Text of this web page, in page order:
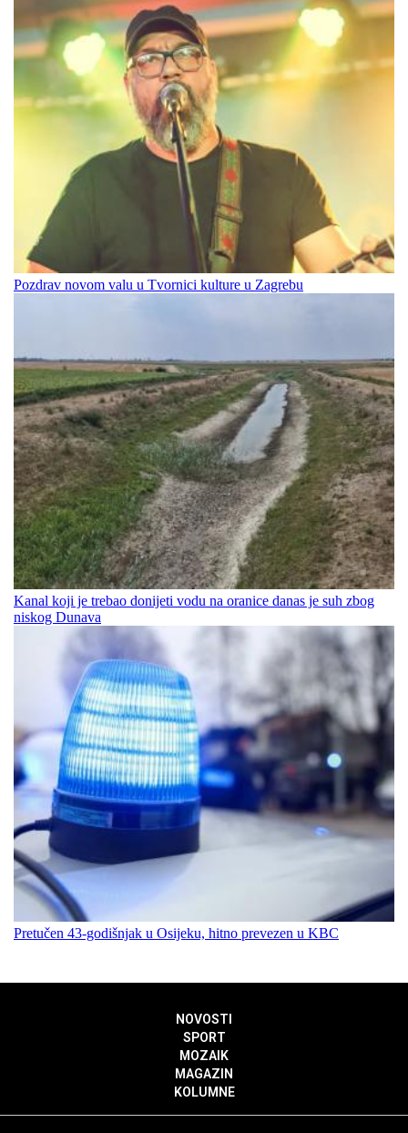
Pozdrav novom valu u Tvornici kulture u Zagrebu
Kanal koji je trebao donijeti vodu na oranice danas je suh zbog
niskog Dunava
Pretučen 43-godišnjak u Osijeku, hitno prevezen u KBC
NOVOSTI
SPORT
MOZAIK
MAGAZIN
KOLUMNE